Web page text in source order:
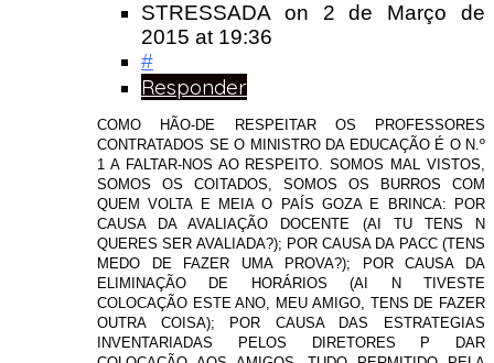
STRESSADAon 2 de Março de
2015 at 19:36
#
Responder
COMO HÃO-DE RESPEITAR OS PROFESSORES
CONTRATADOS SE O MINISTRO DA EDUCAÇÃO É O N.º
1 A FALTAR-NOS AO RESPEITO. SOMOS MAL VISTOS,
SOMOS OS COITADOS, SOMOS OS BURROS COM
QUEM VOLTA E MEIA O PAÍS GOZA E BRINCA: POR
CAUSA DA AVALIAÇÃO DOCENTE (AI TU TENS N
QUERES SER AVALIADA?); POR CAUSA DA PACC (TENS
MEDO DE FAZER UMA PROVA?); POR CAUSA DA
ELIMINAÇÃO DE HORÁRIOS (AI N TIVESTE
COLOCAÇÃO ESTE ANO, MEU AMIGO, TENS DE FAZER
OUTRA COISA); POR CAUSA DAS ESTRATEGIAS
INVENTARIADAS PELOS DIRETORES P DAR